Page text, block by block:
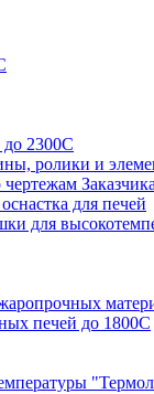
до 2300С
ролики и
для печей
для
печей до 1800С